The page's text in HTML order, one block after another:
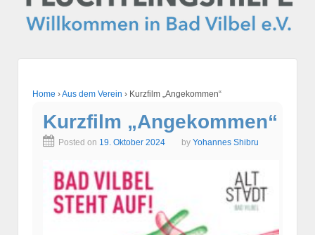
Home ›Aus dem Verein › Kurzfilm „Angekommen“
Kurzfilm „Angekommen“
Posted on 19. Oktober 2024 by Yohannes Shibru